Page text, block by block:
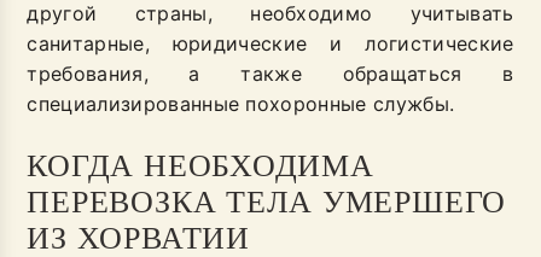
другой страны, необходимо учитывать
санитарные, юридические и логистические
требования, а также обращаться в
специализированные похоронные службы.
КОГДА НЕОБХОДИМА
ПЕРЕВОЗКА ТЕЛА УМЕРШЕГО
ИЗ ХОРВАТИИ